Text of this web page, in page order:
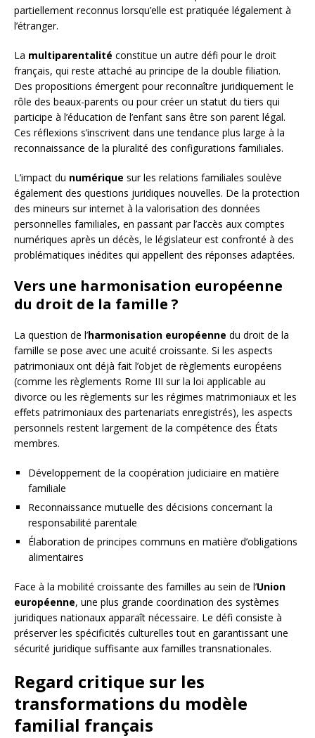
partiellement reconnus lorsqu’elle est pratiquée légalement à
l’étranger.
La multiparentalité constitue un autre défi pour le droit
français, qui reste attaché au principe de la double filiation.
Des propositions émergent pour reconnaître juridiquement le
rôle des beaux-parents ou pour créer un statut du tiers qui
participe à l’éducation de l’enfant sans être son parent légal.
Ces réflexions s’inscrivent dans une tendance plus large à la
reconnaissance de la pluralité des configurations familiales.
L’impact du numérique sur les relations familiales soulève
également des questions juridiques nouvelles. De la protection
des mineurs sur internet à la valorisation des données
personnelles familiales, en passant par l’accès aux comptes
numériques après un décès, le législateur est confronté à des
problématiques inédites qui appellent des réponses adaptées.
Vers une harmonisation européenne
du droit de la famille ?
La question de l’harmonisation européenne du droit de la
famille se pose avec une acuité croissante. Si les aspects
patrimoniaux ont déjà fait l’objet de règlements européens
(comme les règlements Rome III sur la loi applicable au
divorce ou les règlements sur les régimes matrimoniaux et les
effets patrimoniaux des partenariats enregistrés), les aspects
personnels restent largement de la compétence des États
membres.
Développement de la coopération judiciaire en matière
familiale
Reconnaissance mutuelle des décisions concernant la
responsabilité parentale
Élaboration de principes communs en matière d’obligations
alimentaires
Face à la mobilité croissante des familles au sein de l’Union
européenne, une plus grande coordination des systèmes
juridiques nationaux apparaît nécessaire. Le défi consiste à
préserver les spécificités culturelles tout en garantissant une
sécurité juridique suffisante aux familles transnationales.
Regard critique sur les
transformations du modèle
familial français